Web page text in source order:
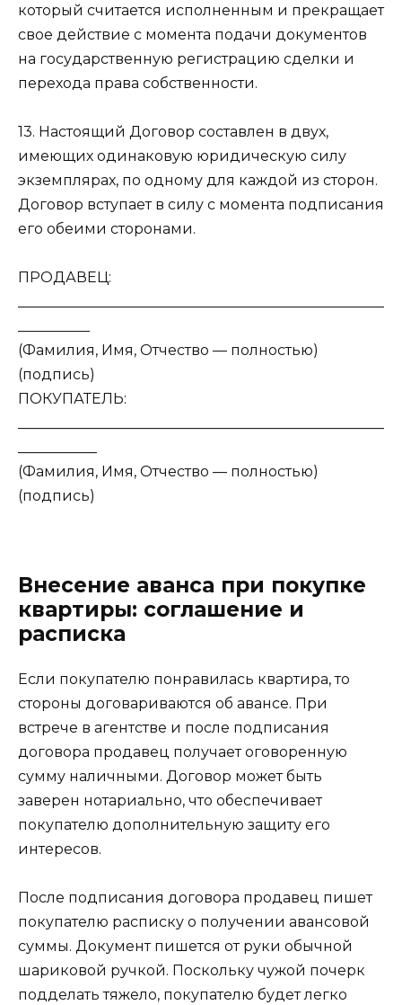
который считается исполненным и прекращает
свое действие с момента подачи документов
на государственную регистрацию сделки и
перехода права собственности.
13. Настоящий Договор составлен в двух,
имеющих одинаковую юридическую силу
экземплярах, по одному для каждой из сторон.
Договор вступает в силу с момента подписания
его обеими сторонами.
ПРОДАВЕЦ:
(Фамилия, Имя, Отчество — полностью)
(подпись)
ПОКУПАТЕЛЬ:
(Фамилия, Имя, Отчество — полностью)
(подпись)
Внесение аванса при покупке
квартиры: соглашение и
расписка
Если покупателю понравилась квартира, то
стороны договариваются об авансе. При
встрече в агентстве и после подписания
договора продавец получает оговоренную
сумму наличными. Договор может быть
заверен нотариально, что обеспечивает
покупателю дополнительную защиту его
интересов.
После подписания договора продавец пишет
покупателю расписку о получении авансовой
суммы. Документ пишется от руки обычной
шариковой ручкой. Поскольку чужой почерк
подделать тяжело, покупателю будет легко